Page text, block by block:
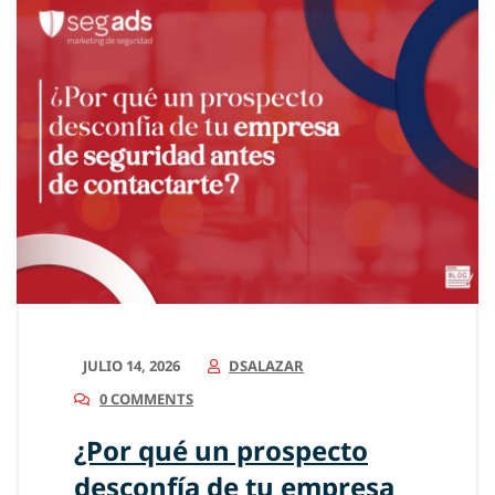
JULIO 14, 2026
DSALAZAR
0 COMMENTS
¿Por qué un prospecto
desconfía de tu empresa